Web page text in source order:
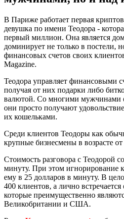
В Париже работает первая
девушка по имени Теодора -
первый миллион. Она является
доминирует не только в постели,
финансовых счетов своих
Magazine.
Теодора управляет финансовыми
получая от них подарки либо
валютой. Со многими мужчинами
они просто получают
их кошельками.
Среди клиентов Теодоры как
крупные бизнесмены в возрасте от
Стоимость разговора с Теодорой
минуту. При этом игнорирование
ему в 25 долларов в минуту. В
400 клиентов, а лично
которые преимущественно
Великобритании и США.